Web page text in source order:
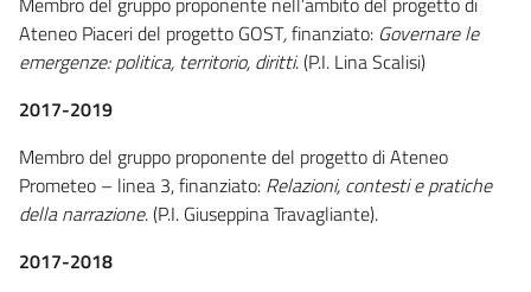
Ateneo Piaceri del progetto GOST,finanziato: Governare le
emergenze: politica, territorio, diritti. (P.I. Lina Scalisi)
2017-2019
Membro del gruppo proponente del progetto di Ateneo
Prometeo – linea 3, finanziato: Relazioni, contesti e pratiche
della narrazione. (P.I. Giuseppina Travagliante).
2017-2018